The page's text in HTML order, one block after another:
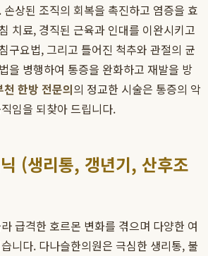
상된 조직의 회복을 촉진하고 염증을 효
치료, 경직된 근육과 인대를 이완시키고
구요법, 그리고 틀어진 척추와 관절의 균
을 병행하여 통증을 완화하고 재발을 방
천 한방 전문의의 정교한 시술은 통증의 악
임을 되찾아 드립니다.
(생리통, 갱년기, 산후조
급격한 호르몬 변화를 겪으며 다양한 여
니다. 다나슬한의원은 극심한 생리통, 불